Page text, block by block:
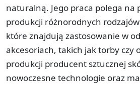
naturalną. Jego praca polega na
produkcji różnorodnych
które znajdują zastosowanie w
akcesoriach, takich jak torby czy
produkcji producent sztucznej
nowoczesne technologie oraz